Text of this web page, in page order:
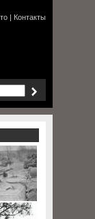
| Контакты